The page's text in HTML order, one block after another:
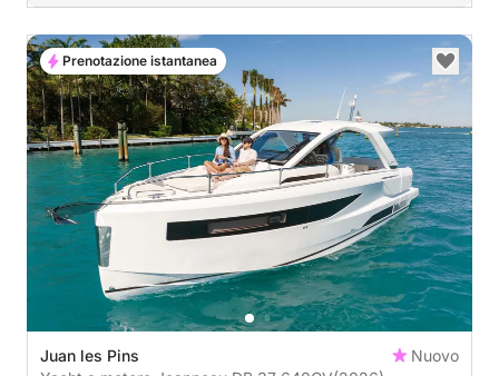
Juan les Pins
Nuovo
Prenotazione istantanea